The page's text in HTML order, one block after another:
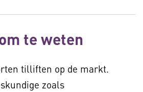
te weten
tilliften op de markt.
zoals